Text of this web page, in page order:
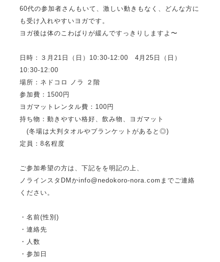
60代の参加者さんもいて、激しい動きもなく、どんな方に
も受け入れやすいヨガです。
ヨガ後は体のこわばりが緩んですっきりしますよ〜
日時：３月21日（日）10:30-12:00 4月25日（日）
10:30-12:00
場所：ネドコロ ノラ ２階
参加費：1500円
ヨガマットレンタル費：100円
持ち物：動きやすい格好、飲み物、ヨガマット
(冬場は大判タオルやブランケットがあると◎)
定員：8名程度
ご参加希望の方は、下記をを明記の上、
ノラインスタDMかinfo@nedokoro-nora.comまでご連絡
ください。
・名前(性別)
・連絡先
・人数
・参加日